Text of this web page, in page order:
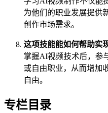
为他们的职业发展提供
创作市场需求。
这项技能能如何帮助实
掌握AI视频技术后，参
或自由职业，从而增加
自由。
专栏目录